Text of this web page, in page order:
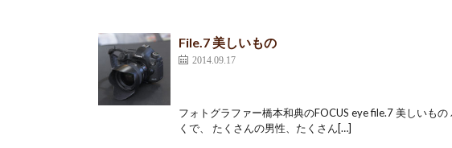
File.7 美しいもの
2014.09.17
フォトグラファー橋本和典のFOCUS eye file.7 美しいも
くで、 たくさんの男性、たくさん[…]